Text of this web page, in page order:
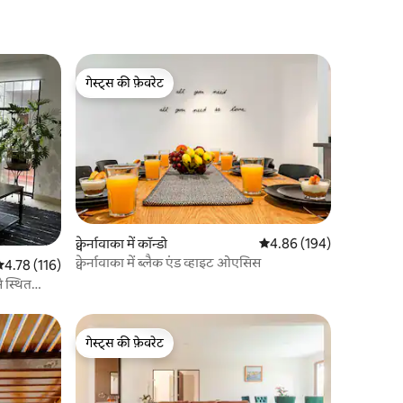
रेटिंग 5 में से 4.78, 116 समीक्षाएँ
4.78 (116)
गेस्ट्स की फ़ेवरेट
गेस्ट्स की फ़ेवरेट
क्वेर्नावाका में कॉन्डो औसत रेटिंग 5 में से 4.86,
4.86 (194)
क्वेर्नावाका में ब्लैक एंड व्हाइट ओएसिस
गेस्ट्स की फ़ेवरेट
गेस्ट्स की फ़ेवरेट